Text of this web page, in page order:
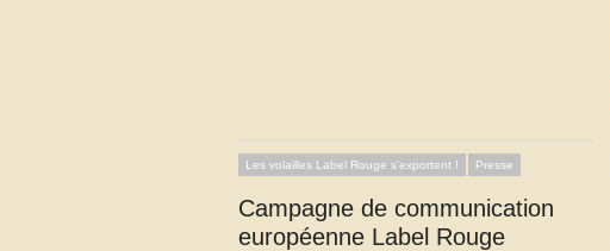
Les volailles Label Rouge s'exportent ! Presse
Campagne de communication
européenne Label Rouge